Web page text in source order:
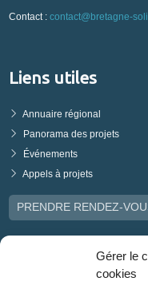
Gérer le
cookies
Contact : contact@bretagne-
Liens utiles
Annuaire régional
Panorama des projets
Événements
Appels à projets
PRENDRE RENDEZ-